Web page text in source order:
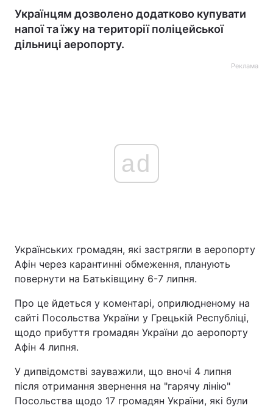
Головна Війна
Економіка Світ
Спорт
Техно і зв'язок Лайт
Зброя Інциденти
Українцям дозволено додатково купувати
напої та їжу на території поліцейської
дільниці аеропорту.
Реклама
ad
Українських громадян, які застрягли в аеропорту
Афін через карантинні обмеження, планують
повернути на Батьківщину 6-7 липня.
Про це йдеться у коментарі, оприлюдненому на
сайті Посольства України у Грецькій Республіці,
щодо прибуття громадян України до аеропорту
Афін 4 липня.
У дипвідомстві зауважили, що вночі 4 липня
після отримання звернення на "гарячу лінію"
Посольства щодо 17 громадян України, які були